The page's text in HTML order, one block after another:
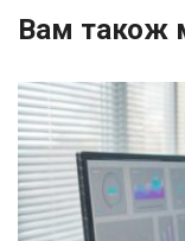
Вам також